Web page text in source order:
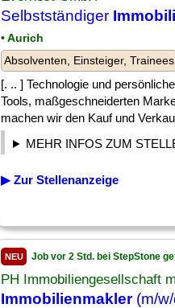
Selbstständiger
• Aurich
Absolventen, Einsteiger, Trainees
[. .. ] Technologie und
Tools, maßgeschneiderten
machen wir den Kauf und
MEHR INFOS ZUM
▶ Zur Stellenanzeige
NEU Job vor 2 Std. bei StepStone
PH Immobiliengesellschaft
Immobilienmakler(m/w/